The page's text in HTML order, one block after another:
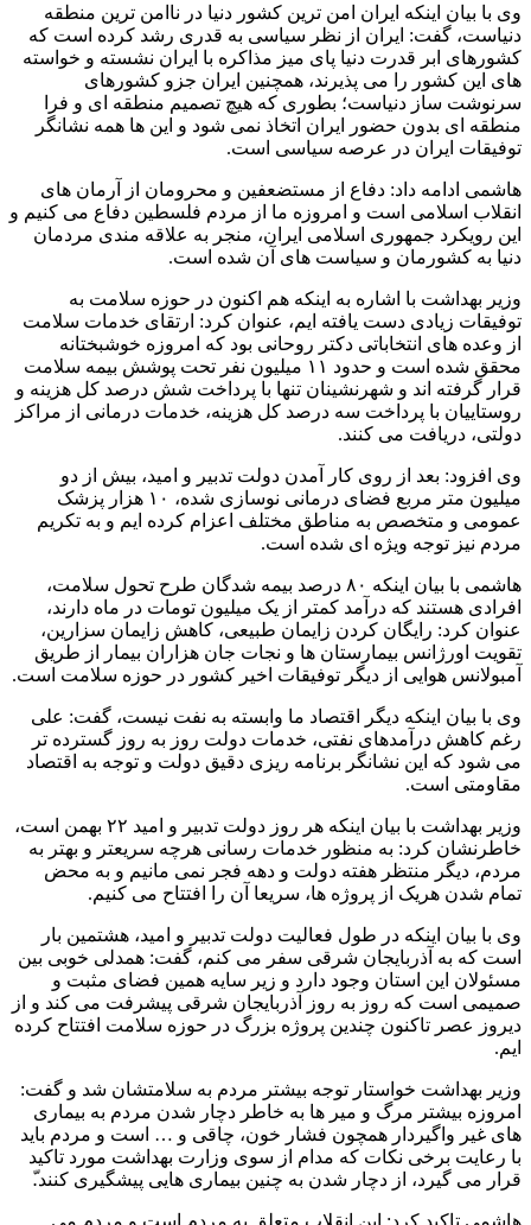
وی با بیان اینکه ایران امن ترین کشور دنیا در ناامن ترین منطقه
دنیاست، گفت: ایران از نظر سیاسی به قدری رشد کرده است که
کشورهای ابر قدرت دنیا پای میز مذاکره با ایران نشسته و خواسته
های این کشور را می پذیرند، همچنین ایران جزو کشورهای
سرنوشت ساز دنیاست؛ بطوری که هیچ تصمیم منطقه ای و فرا
منطقه ای بدون حضور ایران اتخاذ نمی شود و این ها همه نشانگر
توفیقات ایران در عرصه سیاسی است.
هاشمی ادامه داد: دفاع از مستضعفین و محرومان از آرمان های
انقلاب اسلامی است و امروزه ما از مردم فلسطین دفاع می کنیم و
این رویکرد جمهوری اسلامی ایران، منجر به علاقه مندی مردمان
دنیا به کشورمان و سیاست های آن شده است.
وزیر بهداشت با اشاره به اینکه هم اکنون در حوزه سلامت به
توفیقات زیادی دست یافته ایم، عنوان کرد: ارتقای خدمات سلامت
از وعده های انتخاباتی دکتر روحانی بود که امروزه خوشبختانه
محقق شده است و حدود ۱۱ میلیون نفر تحت پوشش بیمه سلامت
قرار گرفته اند و شهرنشینان تنها با پرداخت شش درصد کل هزینه و
روستاییان با پرداخت سه درصد کل هزینه، خدمات درمانی از مراکز
دولتی، دریافت می کنند.
وی افزود: بعد از روی کار آمدن دولت تدبیر و امید، بیش از دو
میلیون متر مربع فضای درمانی نوسازی شده، ۱۰ هزار پزشک
عمومی و متخصص به مناطق مختلف اعزام کرده ایم و به تکریم
مردم نیز توجه ویژه ای شده است.
هاشمی با بیان اینکه ۸۰ درصد بیمه شدگان طرح تحول سلامت،
افرادی هستند که درآمد کمتر از یک میلیون تومات در ماه دارند،
عنوان کرد: رایگان کردن زایمان طبیعی، کاهش زایمان سزارین،
تقویت اورژانس بیمارستان ها و نجات جان هزاران بیمار از طریق
آمبولانس هوایی از دیگر توفیقات اخیر کشور در حوزه سلامت است.
وی با بیان اینکه دیگر اقتصاد ما وابسته به نفت نیست، گفت: علی
رغم کاهش درآمدهای نفتی، خدمات دولت روز به روز گسترده تر
می شود که این نشانگر برنامه ریزی دقیق دولت و توجه به اقتصاد
مقاومتی است.
وزیر بهداشت با بیان اینکه هر روز دولت تدبیر و امید ۲۲ بهمن است،
خاطرنشان کرد: به منظور خدمات رسانی هرچه سریعتر و بهتر به
مردم، دیگر منتظر هفته دولت و دهه فجر نمی مانیم و به محض
تمام شدن هریک از پروژه ها، سریعا آن را افتتاح می کنیم.
وی با بیان اینکه در طول فعالیت دولت تدبیر و امید، هشتمین بار
است که به آذربایجان شرقی سفر می کنم، گفت: همدلی خوبی بین
مسئولان این استان وجود دارد و زیر سایه همین فضای مثبت و
صمیمی است که روز به روز آذربایجان شرقی پیشرفت می کند و از
دیروز عصر تاکنون چندین پروژه بزرگ در حوزه سلامت افتتاح کرده
ایم.
وزیر بهداشت خواستار توجه بیشتر مردم به سلامتشان شد و گفت:
امروزه بیشتر مرگ و میر ها به خاطر دچار شدن مردم به بیماری
های غیر واگیردار همچون فشار خون، چاقی و … است و مردم باید
با رعایت برخی نکات که مدام از سوی وزارت بهداشت مورد تاکید
قرار می گیرد، از دچار شدن به چنین بیماری هایی پیشگیری کنند.ّ
هاشمی تاکید کرد: این انقلاب متعلق به مردم است و مردم می